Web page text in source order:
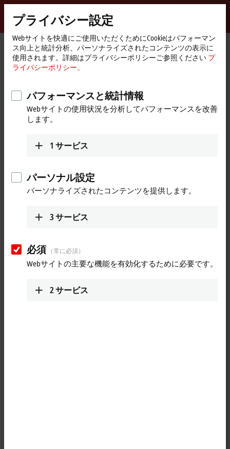
Beckhoff
-
New
Automation
Technology
ホ
ー
ペ
ー
Products I/O EtherCAT Box
ERxxxx | Zinc die-cast housing
ER6xxx | Communication
ER6xxx | Zinc die-cast EtherCAT Box,
communication
RS232 or RS422/RS485 interfaces to the control level.
25 items
Loading content ...
プライバシー設定
Webサイトを快適にご使用いただくためにCookieはパフォーマン
ス向上と統計分析、パーソナライズされたコンテンツの表示に
使用されます。詳細はプライバシーポリシーご参照ください プ
ライバシーポリシー。
パフォーマンスと統計情報
Webサイトの使用状況を分析してパフォーマンスを改善
します。
1 サービス
パーソナル設定
パーソナライズされたコンテンツを提供します。
3サービス
必須 （常に必須）
Webサイトの主要な機能を有効化するために必要です。
2サービス